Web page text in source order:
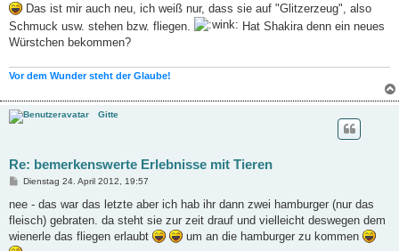
i
t
r
a
g
Das ist mir auch neu, ich weiß nur, dass sie auf "Glitzerzeug", also
Schmuck usw. stehen bzw. fliegen.
Hat Shakira denn ein neues
Würstchen bekommen?
Vor dem Wunder steht der Glaube!
Gitte
Re: bemerkenswerte Erlebnisse mit Tieren
B
i
r
a
g
Dienstag 24. April 2012, 19:57
nee - das war das letzte aber ich hab ihr dann zwei hamburger (nur das
fleisch) gebraten. da steht sie zur zeit drauf und vielleicht deswegen dem
wienerle das fliegen erlaubt
um an die hamburger zu kommen